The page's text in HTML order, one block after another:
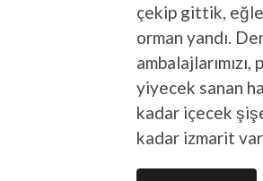
çekip gittik,
orman yandı.
yiyecek sanan
kadar içecek
kadar izmarit